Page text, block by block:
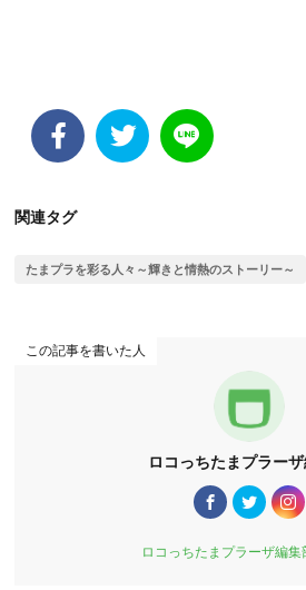
関連タグ
たまプラを彩る人々～輝きと情熱のストーリー～
この記事を書いた人
ロコっちたまプラー
ロコっちたまプラーザ編